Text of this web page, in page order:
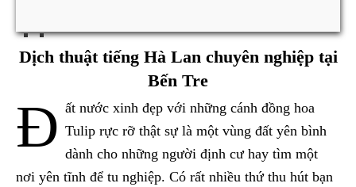
Dịch thuật tiếng Hà Lan chuyên nghiệp tại
Bến Tre
Đ ất nước xinh đẹp với những cánh đồng hoa
Tulip rực rỡ thật sự là một vùng đất yên bình
dành cho những người định cư hay tìm một
nơi yên tĩnh để tu nghiệp. Có rất nhiều thứ thu hút bạn